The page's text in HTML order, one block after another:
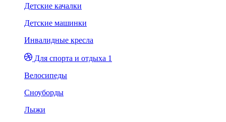
Детские качалки
Детские машинки
Инвалидные кресла
Для спорта и отдыха 1
Велосипеды
Сноуборды
Лыжи